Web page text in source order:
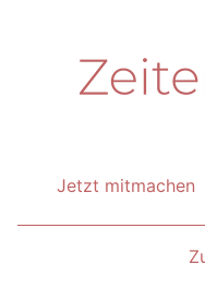
Jetzt mitmachen